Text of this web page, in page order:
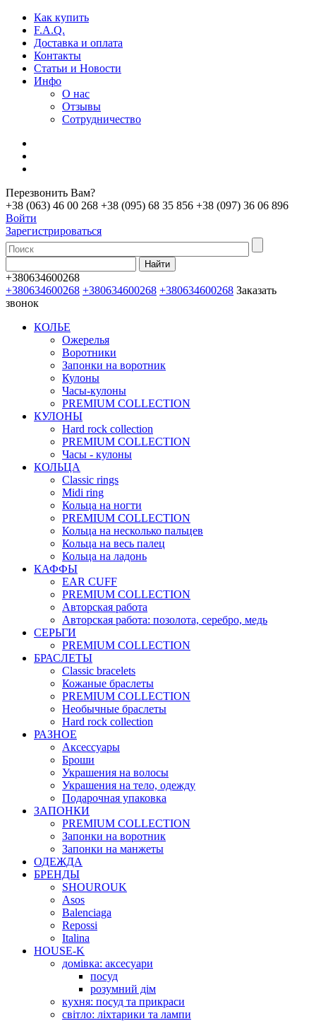
Как купить
F.A.Q.
Доставка и оплата
Контакты
Статьи и Новости
Инфо
О нас
Отзывы
Сотрудничество
Перезвонить Вам?
+38 (063) 46 00 268 +38 (095) 68 35 856 +38 (097) 36 06 896
Войти
Зарегистрироваться
+380634600268
+380634600268 +380634600268 +380634600268 Заказать
звонок
КОЛЬЕ
Ожерелья
Воротники
Запонки на воротник
Кулоны
Часы-кулоны
PREMIUM COLLECTION
КУЛОНЫ
Hard rock collection
PREMIUM COLLECTION
Часы - кулоны
КОЛЬЦА
Classic rings
Midi ring
Кольца на ногти
PREMIUM COLLECTION
Кольца на несколько пальцев
Кольца на весь палец
Кольца на ладонь
КАФФЫ
EAR CUFF
PREMIUM COLLECTION
Авторская работа
Авторская работа: позолота, серебро, медь
СЕРЬГИ
PREMIUM COLLECTION
БРАСЛЕТЫ
Classic bracelets
Кожаные браслеты
PREMIUM COLLECTION
Необычные браслеты
Hard rock collection
РАЗНОЕ
Аксессуары
Броши
Украшения на волосы
Украшения на тело, одежду
Подарочная упаковка
ЗАПОНКИ
PREMIUM COLLECTION
Запонки на воротник
Запонки на манжеты
ОДЕЖДА
БРЕНДЫ
SHOUROUK
Asos
Balenciaga
Repossi
Italina
HOUSE-K
домівка: аксесуари
посуд
розумний дім
кухня: посуд та прикраси
світло: ліхтарики та лампи